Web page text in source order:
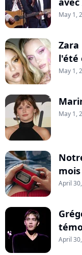
May 1,
Zara
l'été
May 1,
May 1,
April
April